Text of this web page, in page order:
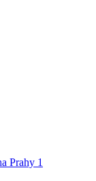
Prahy 1